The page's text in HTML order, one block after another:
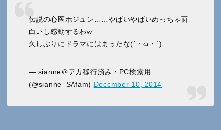
伝説の心医ホジュン……やばいやばいめっちゃ面
白いし感動するわw
久しぶりにドラマにはまったな(´・ω・`)
— sianne＠アカ移行済み・PC検索用
(@sianne_SAfam) December 10, 2014